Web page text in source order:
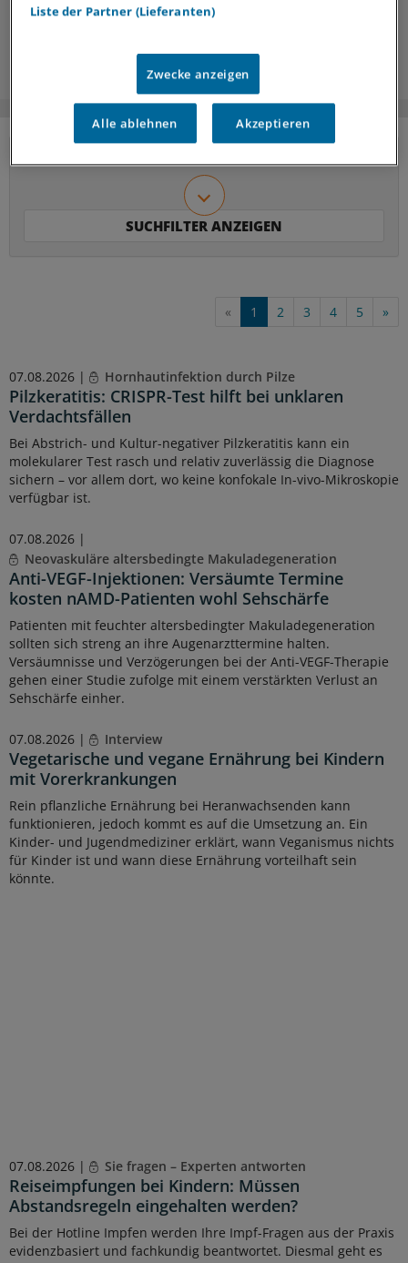
« 1 2 3 4 5 »
07.08.2026 | Hornhautinfektion durch Pilze
Pilzkeratitis: CRISPR-Test hilft bei unklaren
Verdachtsfällen
Bei Abstrich- und Kultur-negativer Pilzkeratitis kann ein
molekularer Test rasch und relativ zuverlässig die Diagnose
sichern – vor allem dort, wo keine konfokale In-vivo-Mikroskopie
verfügbar ist.
07.08.2026 |
Neovaskuläre altersbedingte Makuladegeneration
Anti-VEGF-Injektionen: Versäumte Termine
kosten nAMD-Patienten wohl Sehschärfe
Patienten mit feuchter altersbedingter Makuladegeneration
sollten sich streng an ihre Augenarzttermine halten.
Versäumnisse und Verzögerungen bei der Anti-VEGF-Therapie
gehen einer Studie zufolge mit einem verstärkten Verlust an
Sehschärfe einher.
07.08.2026 | Interview
Vegetarische und vegane Ernährung bei Kindern
mit Vorerkrankungen
Rein pflanzliche Ernährung bei Heranwachsenden kann
funktionieren, jedoch kommt es auf die Umsetzung an. Ein
Kinder- und Jugendmediziner erklärt, wann Veganismus nichts
für Kinder ist und wann diese Ernährung vorteilhaft sein
könnte.
07.08.2026 | Sie fragen – Experten antworten
Reiseimpfungen bei Kindern: Müssen
Abstandsregeln eingehalten werden?
Bei der Hotline Impfen werden Ihre Impf-Fragen aus der Praxis
evidenzbasiert und fachkundig beantwortet. Diesmal geht es
Liste der Partner (Lieferanten)
Zwecke anzeigen
Alle ablehnen Akzeptieren